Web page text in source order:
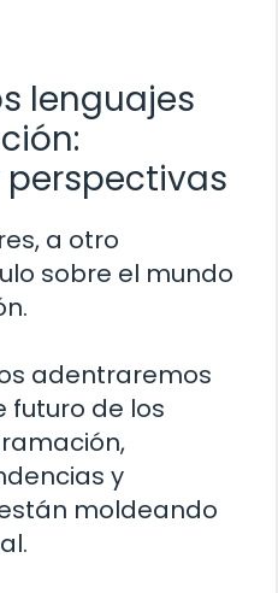
lenguajes
perspectivas
a otro
sobre el mundo
adentraremos
futuro de los
y
moldeando